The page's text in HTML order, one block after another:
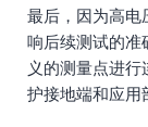
最后，因为高电
响后续测试的准
义的测量点进
护接地端和应用